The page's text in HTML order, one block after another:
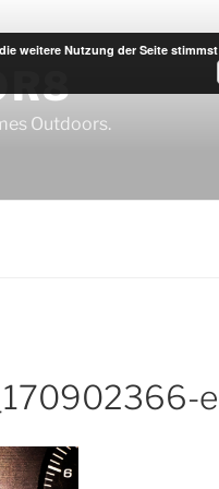
Outdoors.
weitere Nutzung der Seite